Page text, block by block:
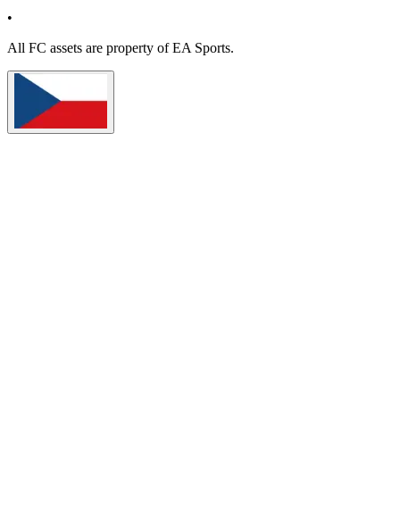
•
All FC assets are property of EA Sports.